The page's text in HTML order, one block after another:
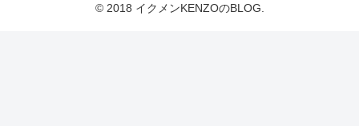
© 2018 イクメンKENZOのBLOG.